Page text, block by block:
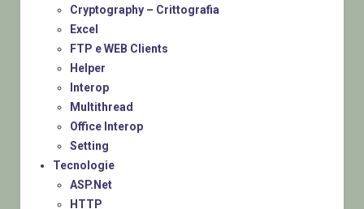
Cryptography – Crittografia
Excel
FTP e WEB Clients
Helper
Interop
Multithread
Office Interop
Setting
Tecnologie
ASP.Net
HTTP